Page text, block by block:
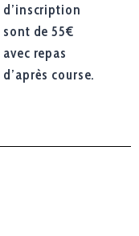
d’inscription
sont de 55€
avec repas
d’après course.